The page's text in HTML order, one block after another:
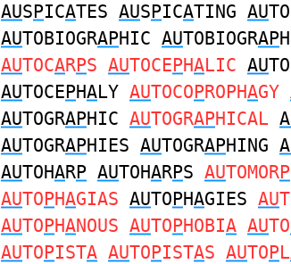
AUSPICATES AUSPICATING AU
AUTOBIOGRAPHIC AUTOBIOGRAP
AUTOCARPS AUTOCEPHALIC AU
AUTOCEPHALY AUTOCOPROPHAGY
AUTOGRAPHIC AUTOGRAPHICAL
AUTOGRAPHIES AUTOGRAPHING
AUTOHARP AUTOHARPS AUTOMORP
AUTOPHAGIAS AUTOPHAGIES AU
AUTOPHANOUS AUTOPHOBIA AUTO
AUTOPISTA AUTOPISTAS AUTOPL